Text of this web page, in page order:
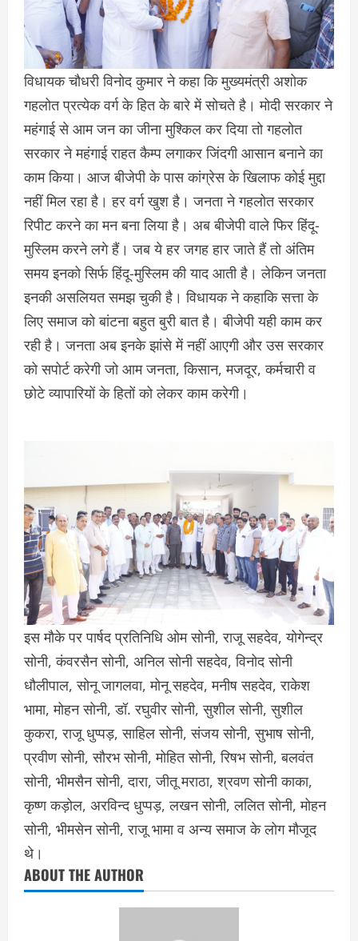
विधायक चौधरी विनोद कुमार ने कहा कि मुख्यमंत्री अशोक
गहलोत प्रत्येक वर्ग के हित के बारे में सोचते है। मोदी सरकार ने
महंगाई से आम जन का जीना मुश्किल कर दिया तो गहलोत
सरकार ने महंगाई राहत कैम्प लगाकर जिंदगी आसान बनाने का
काम किया। आज बीजेपी के पास कांग्रेस के खिलाफ कोई मुद्दा
नहीं मिल रहा है। हर वर्ग खुश है। जनता ने गहलोत सरकार
रिपीट करने का मन बना लिया है। अब बीजेपी वाले फिर हिंदू-
मुस्लिम करने लगे हैं। जब ये हर जगह हार जाते हैं तो अंतिम
समय इनको सिर्फ हिंदू-मुस्लिम की याद आती है। लेकिन जनता
इनकी असलियत समझ चुकी है। विधायक ने कहाकि सत्ता के
लिए समाज को बांटना बहुत बुरी बात है। बीजेपी यही काम कर
रही है। जनता अब इनके झांसे में नहीं आएगी और उस सरकार
को सपोर्ट करेगी जो आम जनता, किसान, मजदूर, कर्मचारी व
छोटे व्यापारियों के हितों को लेकर काम करेगी।
इस मौके पर पार्षद प्रतिनिधि ओम सोनी, राजू सहदेव, योगेन्द्र
सोनी, कंवरसैन सोनी, अनिल सोनी सहदेव, विनोद सोनी
धौलीपाल, सोनू जागलवा, मोनू सहदेव, मनीष सहदेव, राकेश
भामा, मोहन सोनी, डॉ. रघुवीर सोनी, सुशील सोनी, सुशील
कुकरा, राजू धुप्पड़, साहिल सोनी, संजय सोनी, सुभाष सोनी,
प्रवीण सोनी, सौरभ सोनी, मोहित सोनी, रिषभ सोनी, बलवंत
सोनी, भीमसैन सोनी, दारा, जीतू मराठा, श्रवण सोनी काका,
कृष्ण कड़ोल, अरविन्द धुप्पड़, लखन सोनी, ललित सोनी, मोहन
सोनी, भीमसेन सोनी, राजू भामा व अन्य समाज के लोग मौजूद
थे।
ABOUT THE AUTHOR